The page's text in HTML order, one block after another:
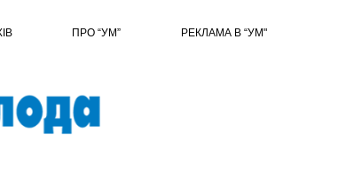
ПРО “УМ” РЕКЛАМА В “УМ"